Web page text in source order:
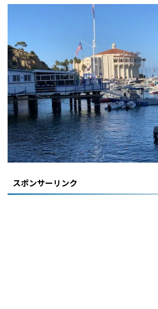
スポンサーリンク